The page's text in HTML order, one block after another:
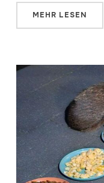
MEHR LESEN